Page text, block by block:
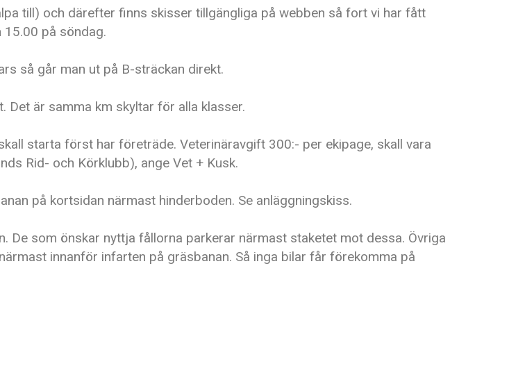
till) och därefter finns skisser tillgängliga på webben så fort vi har fått
på söndag.
så går man ut på B-sträckan direkt.
Det är samma km skyltar för alla klasser.
starta först har företräde. Veterinäravgift 300:- per ekipage, skall vara
Rid- och Körklubb), ange Vet + Kusk.
på kortsidan närmast hinderboden. Se anläggningskiss.
De som önskar nyttja fållorna parkerar närmast staketet mot dessa. Övriga
innanför infarten på gräsbanan. Så inga bilar får förekomma på